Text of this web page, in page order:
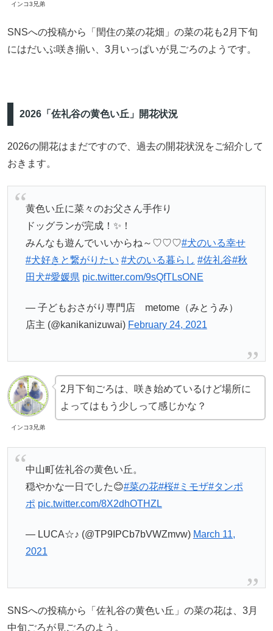
インコ3兄弟
SNSへの投稿から「閏住の菜の花畑」の菜の花も2月下旬
にはだいぶ咲き揃い、3月いっぱいが見ごろのようです。
2026「佐礼谷の黄色い丘」開花状況
2026の開花はまだですので、過去の開花状況をご紹介して
おきます。
黄色い丘に菜々のお父さん手作り
ドッグランが完成！✨！
みんなも遊んでいいからね～♡♡♡#犬のいる幸せ
#犬好きと繋がりたい #犬のいる暮らし #佐礼谷#秋
田犬#愛媛県 pic.twitter.com/9sQfTLsONE
— 子どもおさがり専門店 metome（みとうみ）
店主 (@kanikanizuwai) February 24, 2021
インコ3兄弟
2月下旬ごろは、咲き始めているけど場所に
よってはもう少しって感じかな？
中山町佐礼谷の黄色い丘。
穏やかな一日でした😊#菜の花#桜#ミモザ#タンポ
ポ pic.twitter.com/8X2dhOTHZL
— LUCA☆♪ (@TP9IPCb7bVWZmvw) March 11,
2021
SNSへの投稿から「佐礼谷の黄色い丘」の菜の花は、3月
中旬ごろが見ごろのよう。